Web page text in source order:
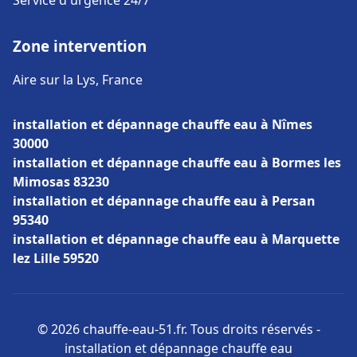
Zone intervention
Aire sur la Lys, France
installation et dépannage chauffe eau à Nîmes
30000
installation et dépannage chauffe eau à Bormes les
Mimosas 83230
installation et dépannage chauffe eau à Persan
95340
installation et dépannage chauffe eau à Marquette
lez Lille 59520
© 2026 chauffe-eau-51.fr. Tous droits réservés -
installation et dépannage chauffe eau